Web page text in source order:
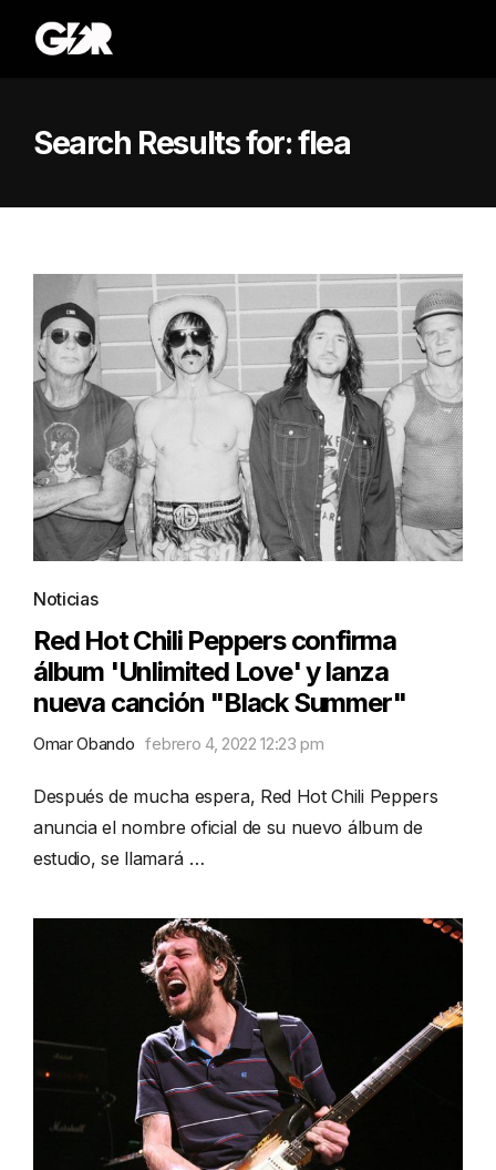
Search Results for:flea
Noticias
Red Hot Chili Peppers confirma
álbum 'Unlimited Love' y lanza
nueva canción "Black Summer"
Omar Obando febrero 4, 2022 12:23 pm
Después de mucha espera, Red Hot Chili Peppers
anuncia el nombre oficial de su nuevo álbum de
estudio, se llamará …